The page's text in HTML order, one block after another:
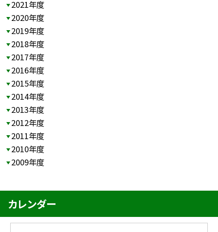
2021年度
2020年度
2019年度
2018年度
2017年度
2016年度
2015年度
2014年度
2013年度
2012年度
2011年度
2010年度
2009年度
カレンダー